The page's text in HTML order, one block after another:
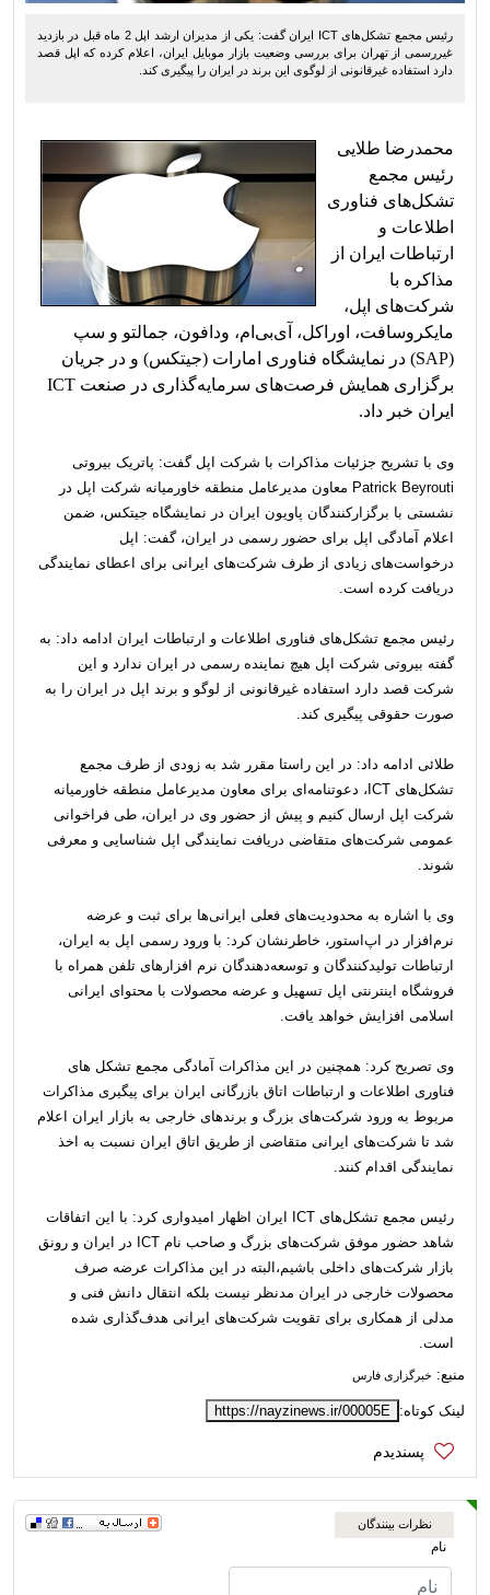
رئیس مجمع تشکل‌های ICT ایران گفت: یکی از مدیران ارشد اپل 2 ماه قبل در بازدید
غیررسمی از تهران برای بررسی وضعیت بازار موبایل ایران، اعلام کرده که اپل قصد
دارد استفاده‌ غیرقانونی از لوگوی این برند در ایران را پیگیری کند.
محمدرضا طلایی
رئیس مجمع
تشکل‌های فناوری
اطلاعات و
ارتباطات ایران از
مذاکره با
شرکت‌های اپل،
مایکروسافت، اوراکل، آی‌بی‌ام، ودافون، جمالتو و سپ
(SAP) در نمایشگاه فناوری امارات (جیتکس) و در جریان
برگزاری همایش فرصت‌های سرمایه‌گذاری در صنعت ICT
ایران خبر داد.
وی با تشریح جزئیات مذاکرات با شرکت اپل گفت: پاتریک بیروتی
Patrick Beyrouti معاون مدیرعامل منطقه خاورمیانه شرکت اپل در
نشستی با برگزارکنندگان پاویون ایران در نمایشگاه جیتکس، ضمن
اعلام آمادگی اپل برای حضور رسمی در ایران، گفت: اپل
درخواست‌های زیادی از طرف شرکت‌های ایرانی برای اعطای نمایندگی
دریافت کرده است.
رئیس مجمع تشکل‌های فناوری اطلاعات و ارتباطات ایران ادامه داد: به
گفته بیروتی شرکت اپل هیچ نماینده رسمی در ایران ندارد و این
شرکت قصد دارد استفاده غیرقانونی از لوگو و برند اپل در ایران را به
صورت حقوقی پیگیری کند.
طلائی ادامه داد: در این راستا مقرر شد به زودی از طرف مجمع
تشکل‌های ICT، دعوتنامه‌ای برای معاون مدیرعامل منطقه خاورمیانه
شرکت اپل ارسال کنیم و پیش از حضور وی در ایران، طی فراخوانی
عمومی شرکت‌های متقاضی دریافت نمایندگی اپل شناسایی و معرفی
شوند.
وی با اشاره به محدودیت‌های فعلی ایرانی‌ها برای ثبت و عرضه
نرم‌افزار در اپ‌استور، خاطرنشان کرد: با ورود رسمی اپل به ایران،
ارتباطات تولیدکنندگان و توسعه‌دهندگان نرم افزارهای تلفن همراه با
فروشگاه اینترنتی اپل تسهیل و عرضه محصولات با محتوای ایرانی
اسلامی افزایش خواهد یافت.
وی تصریح کرد: ‌همچنین در این مذاکرات آمادگی مجمع تشکل های
فناوری اطلاعات و ارتباطات اتاق بازرگانی ایران برای پیگیری مذاکرات
مربوط به ورود شرکت‌های بزرگ و برندهای خارجی به بازار ایران اعلام
شد تا شرکت‌های ایرانی متقاضی از طریق اتاق ایران نسبت به اخذ
نمایندگی اقدام کنند.
رئیس مجمع تشکل‌های ICT ایران اظهار امیدواری کرد: با این اتفاقات
شاهد حضور موفق شرکت‌های بزرگ و صاحب نام ICT در ایران و رونق
بازار شرکت‌های داخلی باشیم،البته در این مذاکرات عرضه صرف
محصولات خارجی در ایران مدنظر نیست بلکه انتقال دانش فنی و
مدلی از همکاری برای تقویت شرکت‌های ایرانی هدف‌گذاری شده
است.
منبع: خبرگزاری فارس
لینک کوتاه: https://nayzinews.ir/00005E
نظرات بینندگان
نام